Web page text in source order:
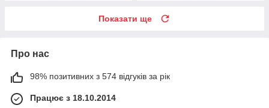
Показати ще
Про нас
98% позитивних з 574 відгуків за рік
Працює з 18.10.2014